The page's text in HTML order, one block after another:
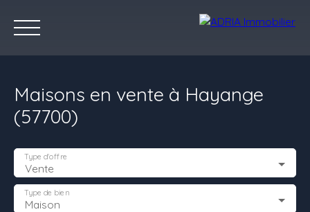
Accueil Acheter
Maisons en vente à Hayange
(57700)
Vente
Type d'offre
Maison
Type de bien